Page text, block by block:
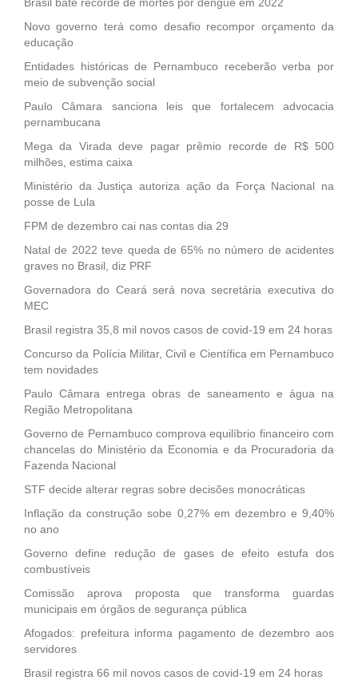
Novo governo terá como desafio recompor orçamento da
educação
Entidades históricas de Pernambuco receberão verba por
meio de subvenção social
Paulo Câmara sanciona leis que fortalecem advocacia
pernambucana
Mega da Virada deve pagar prêmio recorde de R$ 500
milhões, estima caixa
Ministério da Justiça autoriza ação da Força Nacional na
posse de Lula
FPM de dezembro cai nas contas dia 29
Natal de 2022 teve queda de 65% no número de acidentes
graves no Brasil, diz PRF
Governadora do Ceará será nova secretária executiva do
MEC
Brasil registra 35,8 mil novos casos de covid-19 em 24 horas
Concurso da Polícia Militar, Civil e Científica em Pernambuco
tem novidades
Paulo Câmara entrega obras de saneamento e água na
Região Metropolitana
Governo de Pernambuco comprova equilíbrio financeiro com
chancelas do Ministério da Economia e da Procuradoria da
Fazenda Nacional
STF decide alterar regras sobre decisões monocráticas
Inflação da construção sobe 0,27% em dezembro e 9,40%
no ano
Governo define redução de gases de efeito estufa dos
combustíveis
Comissão aprova proposta que transforma guardas
municipais em órgãos de segurança pública
Afogados: prefeitura informa pagamento de dezembro aos
servidores
Brasil registra 66 mil novos casos de covid-19 em 24 horas